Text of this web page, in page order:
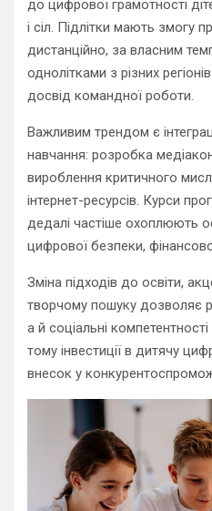
до цифрової грамотності
і сіл. Підлітки мають змогу
дистанційно, за власним
однолітками з різних
досвід командної роботи.
Важливим трендом є
навчання: розробка
вироблення критичного
інтернет-ресурсів. Курси
дедалі частіше охоплюють
цифрової безпеки,
Зміна підходів до освіти,
творчому пошуку дозволяє
а й соціальні
тому інвестиції в дитячу
внесок у